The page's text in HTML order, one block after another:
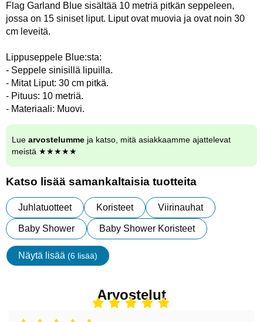
Flag Garland Blue sisältää 10 metriä pitkän seppeleen,
jossa on 15 siniset liput. Liput ovat muovia ja ovat noin 30
cm leveitä.
Lippuseppele Blue:sta:
- Seppele sinisillä lipuilla.
- Mitat Liput: 30 cm pitkä.
- Pituus: 10 metriä.
- Materiaali: Muovi.
Lue arvostelumme ja katso, mitä asiakkaamme ajattelevat
meistä ★★★★★
Katso lisää samankaltaisia tuotteita
Juhlatuotteet Koristeet Viirinauhat
Baby Shower Baby Shower Koristeet
Näytä lisää (6 lisää)
ominaisuudet
Arvostelut